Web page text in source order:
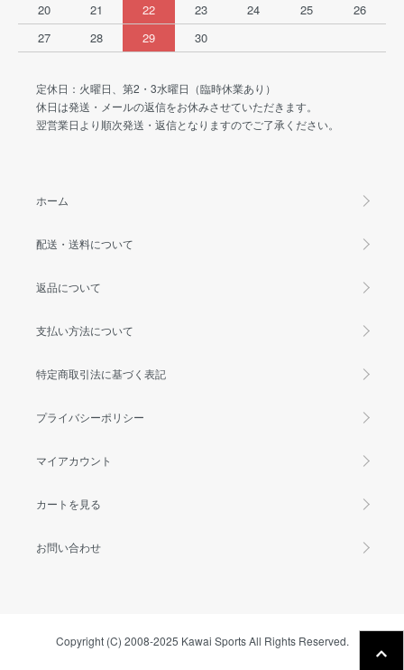
20
21 22 23 24 25
26
27
28 29 30
定休日：火曜日、第2・3水曜日（臨時休業あり）
休日は発送・メールの返信をお休みさせていただきます。
翌営業日より順次発送・返信となりますのでご了承ください。
ホーム
配送・送料について
返品について
支払い方法について
特定商取引法に基づく表記
プライバシーポリシー
マイアカウント
カートを見る
お問い合わせ
Copyright (C) 2008-2025 Kawai Sports All Rights Reserved.